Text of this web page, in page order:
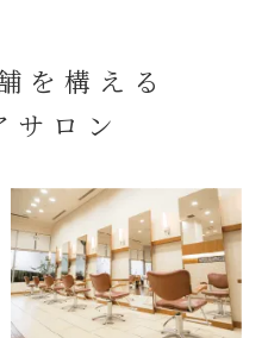
を構える
サロン